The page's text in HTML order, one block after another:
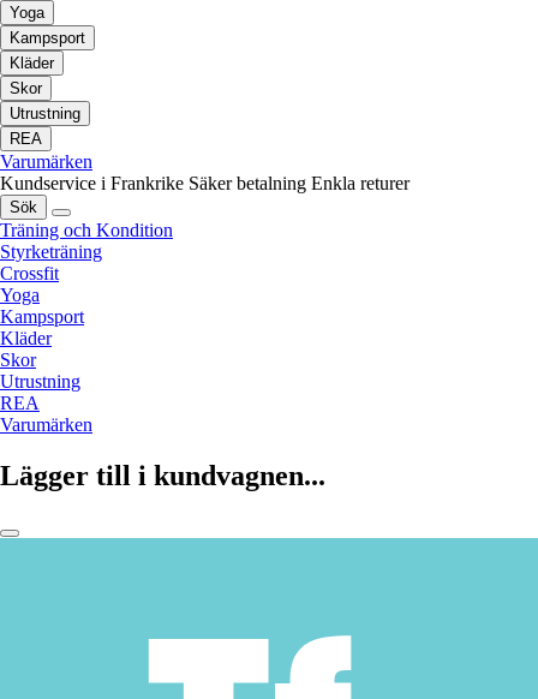
Yoga
Kampsport
Kläder
Skor
Utrustning
REA
Varumärken
Kundservice i Frankrike Säker betalning Enkla returer
Sök
Träning och Kondition
Styrketräning
Crossfit
Yoga
Kampsport
Kläder
Skor
Utrustning
REA
Varumärken
Lägger till i kundvagnen...